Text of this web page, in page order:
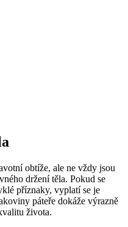
obtíže, ale ne vždy jsou
držení těla. Pokud se
příznaky, vyplatí se je
páteře dokáže výrazně
života.